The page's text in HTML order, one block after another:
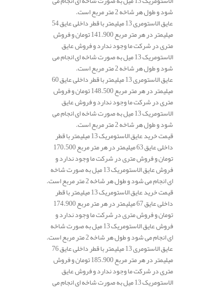
شود و طول هر شاخه 2 متر مربع است.
عایق الاستومری 13 میلیمتر با قطر داخلی عایق 54
میلیمتر در هر متر مربع 141.900 تومان و فروش
متری در شرکت ما وجود ندارد و فروش عایق
الاستومریک 13 میل به صورت شاخه ای انجام می
شود و طول هر شاخه 2 متر مربع است.
عایق الاستومری 13 میلیمتر با قطر داخلی عایق 60
میلیمتر در هر متر مربع 148.500 تومان و فروش
متری در شرکت ما وجود ندارد و فروش عایق
الاستومریک 13 میل به صورت شاخه ای انجام می
شود و طول هر شاخه 2 متر مربع است.
قیمت خرید عایق الاستومریک 13 میلیمتر با قطر
داخلی عایق 63 میلیمتر در هر متر مربع 170.500
تومان و فروش متری در شرکت ما وجود ندارد و
فروش عایق الاستومریک 13 میل به صورت شاخه
ای انجام می شود و طول هر شاخه 2 متر مربع است.
قیمت خرید عایق الاستومریک 13 میلیمتر با قطر
داخلی عایق 67 میلیمتر در هر متر مربع 174.900
تومان و فروش متری در شرکت ما وجود ندارد و
فروش عایق الاستومریک 13 میل به صورت شاخه
ای انجام می شود و طول هر شاخه 2 متر مربع است.
عایق الاستومری 13 میلیمتر با قطر داخلی عایق 76
میلیمتر در هر متر مربع 185.900 تومان و فروش
متری در شرکت ما وجود ندارد و فروش عایق
الاستومریک 13 میل به صورت شاخه ای انجام می